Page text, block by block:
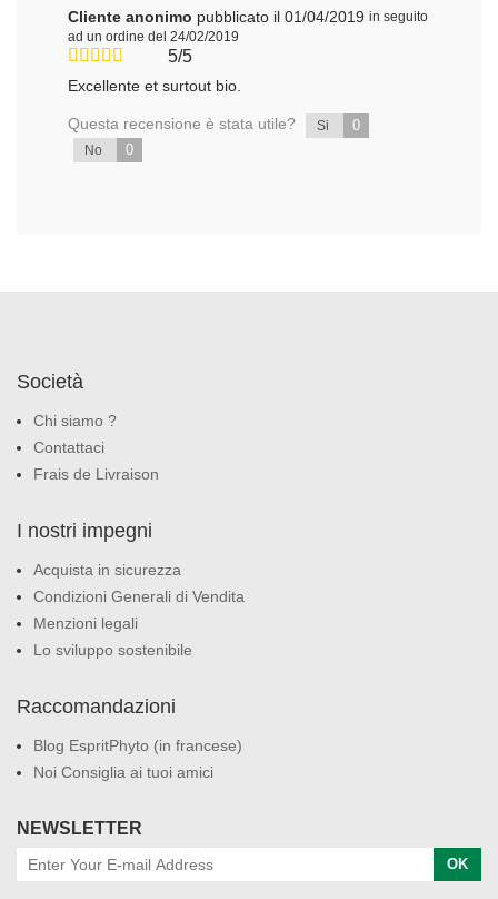
Cliente anonimo pubblicato il 01/04/2019 in seguito
ad un ordine del 24/02/2019
5/5
Excellente et surtout bio.
Questa recensione è stata utile? Si 0
No 0
Società
Chi siamo ?
Contattaci
Frais de Livraison
I nostri impegni
Acquista in sicurezza
Condizioni Generali di Vendita
Menzioni legali
Lo sviluppo sostenibile
Raccomandazioni
Blog EspritPhyto (in francese)
Noi Consiglia ai tuoi amici
NEWSLETTER
OK